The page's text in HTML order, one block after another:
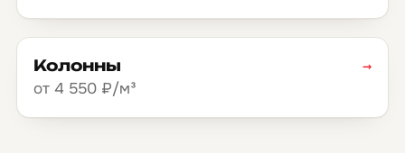
Колонны
от 4 550 ₽/м³
→